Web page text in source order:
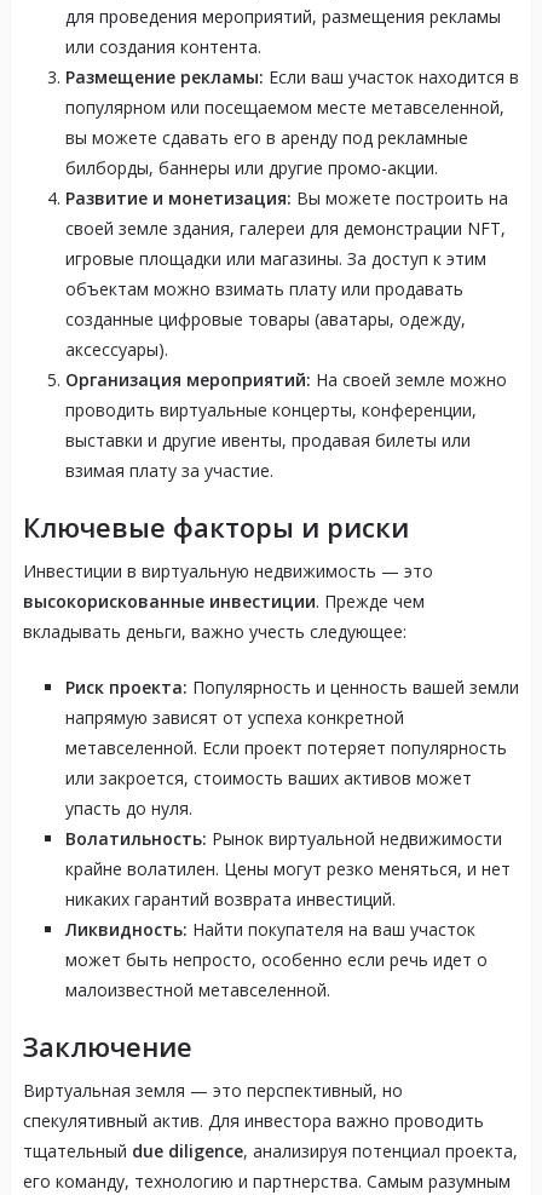
для проведения мероприятий, размещения рекламы
или создания контента.
Размещение рекламы: Если ваш участок находится в
популярном или посещаемом месте метавселенной,
вы можете сдавать его в аренду под рекламные
билборды, баннеры или другие промо-акции.
Развитие и монетизация: Вы можете построить на
своей земле здания, галереи для демонстрации NFT,
игровые площадки или магазины. За доступ к этим
объектам можно взимать плату или продавать
созданные цифровые товары (аватары, одежду,
аксессуары).
Организация мероприятий: На своей земле можно
проводить виртуальные концерты, конференции,
выставки и другие ивенты, продавая билеты или
взимая плату за участие.
Ключевые факторы и риски
Инвестиции в виртуальную недвижимость — это
высокорискованные инвестиции. Прежде чем
вкладывать деньги, важно учесть следующее:
Риск проекта: Популярность и ценность вашей земли
напрямую зависят от успеха конкретной
метавселенной. Если проект потеряет популярность
или закроется, стоимость ваших активов может
упасть до нуля.
Волатильность: Рынок виртуальной недвижимости
крайне волатилен. Цены могут резко меняться, и нет
никаких гарантий возврата инвестиций.
Ликвидность: Найти покупателя на ваш участок
может быть непросто, особенно если речь идет о
малоизвестной метавселенной.
Заключение
Виртуальная земля — это перспективный, но
спекулятивный актив. Для инвестора важно проводить
тщательный due diligence, анализируя потенциал проекта,
его команду, технологию и партнерства. Самым разумным